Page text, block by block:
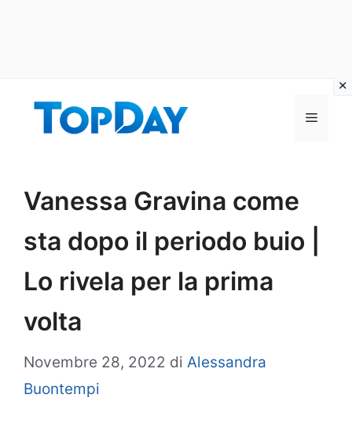
Menu
Vanessa Gravina come
sta dopo il periodo buio |
Lo rivela per la prima
volta
Novembre 28, 2022 di Alessandra
Buontempi